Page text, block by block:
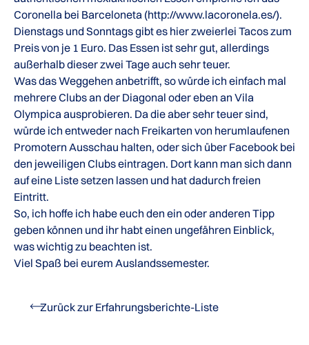
Coronella bei Barceloneta (http://www.lacoronela.es/).
Dienstags und Sonntags gibt es hier zweierlei Tacos zum
Preis von je 1 Euro. Das Essen ist sehr gut, allerdings
außerhalb dieser zwei Tage auch sehr teuer.
Was das Weggehen anbetrifft, so würde ich einfach mal
mehrere Clubs an der Diagonal oder eben an Vila
Olympica ausprobieren. Da die aber sehr teuer sind,
würde ich entweder nach Freikarten von herumlaufenen
Promotern Ausschau halten, oder sich über Facebook bei
den jeweiligen Clubs eintragen. Dort kann man sich dann
auf eine Liste setzen lassen und hat dadurch freien
Eintritt.
So, ich hoffe ich habe euch den ein oder anderen Tipp
geben können und ihr habt einen ungefähren Einblick,
was wichtig zu beachten ist.
Viel Spaß bei eurem Auslandssemester.
Zurück zur Erfahrungsberichte-Liste